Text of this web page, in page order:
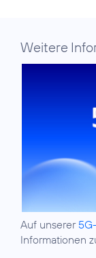
Weitere
Auf unserer
Informationen